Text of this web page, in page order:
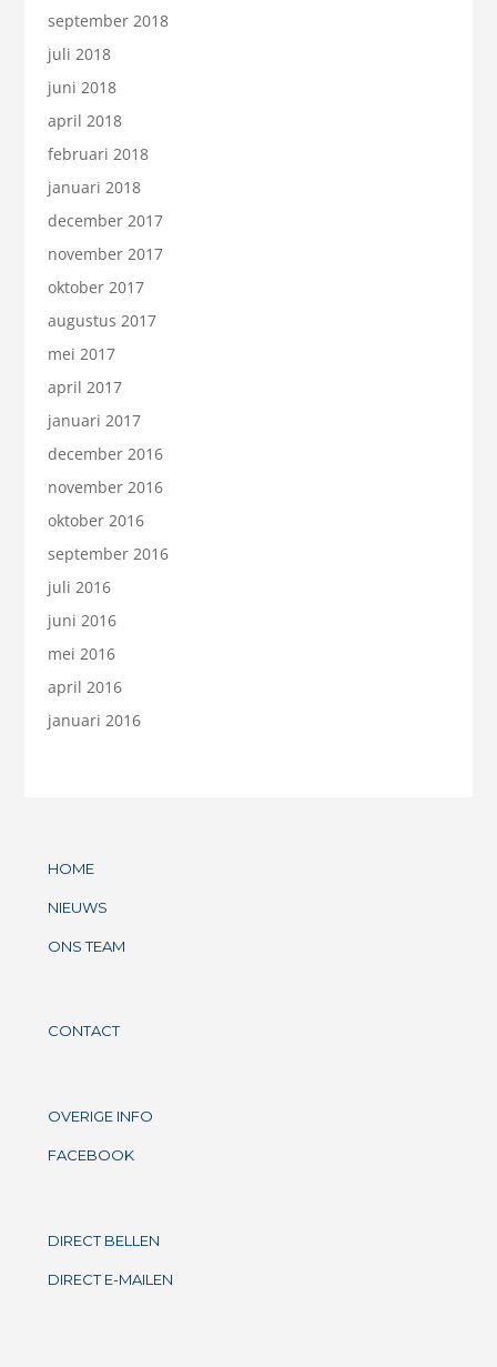
september 2018
juli 2018
juni 2018
april 2018
februari 2018
januari 2018
december 2017
november 2017
oktober 2017
augustus 2017
mei 2017
april 2017
januari 2017
december 2016
november 2016
oktober 2016
september 2016
juli 2016
juni 2016
mei 2016
april 2016
januari 2016
HOME
NIEUWS
ONS TEAM
CONTACT
OVERIGE INFO
FACEBOOK
DIRECT BELLEN
DIRECT E-MAILEN